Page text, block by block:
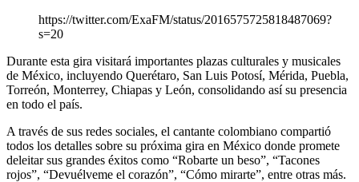
https://twitter.com/ExaFM/status/2016575725818487069?
s=20
Durante esta gira visitará importantes plazas culturales y musicales
de México, incluyendo Querétaro, San Luis Potosí, Mérida, Puebla,
Torreón, Monterrey, Chiapas y León, consolidando así su presencia
en todo el país.
A través de sus redes sociales, el cantante colombiano compartió
todos los detalles sobre su próxima gira en México donde promete
deleitar sus grandes éxitos como “Robarte un beso”, “Tacones
rojos”, “Devuélveme el corazón”, “Cómo mirarte”, entre otras más.